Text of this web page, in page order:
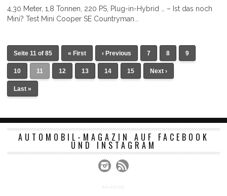
4,30 Meter, 1,8 Tonnen, 220 PS, Plug-in-Hybrid … – Ist das noch
Mini? Test Mini Cooper SE Countryman...
Seite 11 of 85 « First ‹ Previous 7 8 9
10 11 12 13 14 15 Next ›
Last »
AUTOMOBIL-MAGAZIN AUF FACEBOOK
UND INSTAGRAM
ANZEIGE